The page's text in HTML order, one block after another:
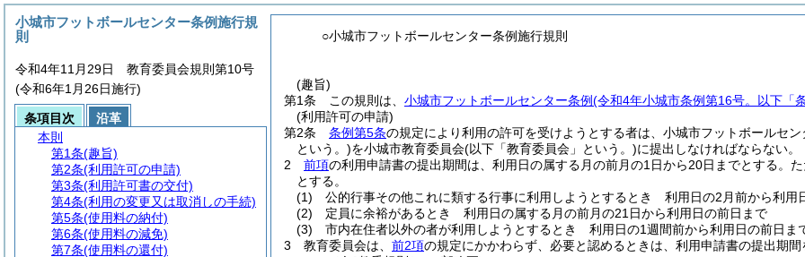
○小城市フットボールセンター条例施行規則
(趣旨)
第1条
この規則は、 小城市フットボールセンター条例(令和4年小城市条例第16号。以下「
(利用許可の申請)
第2条
条例第5条の規定により利用の許可を受けようとする者は、小城市フットボールセ
という。)を小城市教育委員会(以下「教育委員会」という。)に提出しなければならない。
2
前項の利用申請書の提出期間は、利用日の属する月の前月の1日から20日までとする。 た
とする。
(1)
公的行事その他これに類する行事に利用しようとするとき 利用日の2月前から利用
(2)
定員に余裕があるとき 利用日の属する月の前月の21日から利用日の前日まで
(3)
市内在住者以外の者が利用しようとするとき 利用日の1週間前から利用日の前日ま
3
教育委員会は、 前2項の規定にかかわらず、必要と認めるときは、利用申請書の提出期間
小城市フットボールセンター条例施行規
則
令和4年11月29日 教育委員会規則第10号
(令和6年1月26日施行)
条項目次
沿革
本則
第1条(趣旨)
第2条(利用許可の申請)
第3条(利用許可書の交付)
第4条(利用の変更又は取消しの手続)
第5条(使用料の納付)
第6条(使用料の減免)
第7条(使用料の還付)